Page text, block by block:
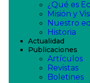
¿Qué es
Misión y
Nuestro
Historia
Actualidad
Publicaciones
Artículos
Revistas
Boletines